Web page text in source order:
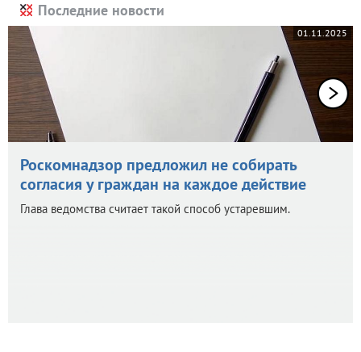
Последние новости
01.11.2025
Роскомнадзор предложил не собирать
согласия у граждан на каждое действие
Глава ведомства считает такой способ устаревшим.